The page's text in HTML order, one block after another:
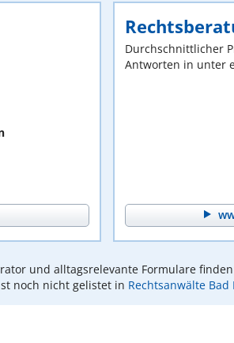
Durchschnittlicher
Antworten in unter
und alltagsrelevante Formulare
noch nicht gelistet in Rechtsanwälte Bad